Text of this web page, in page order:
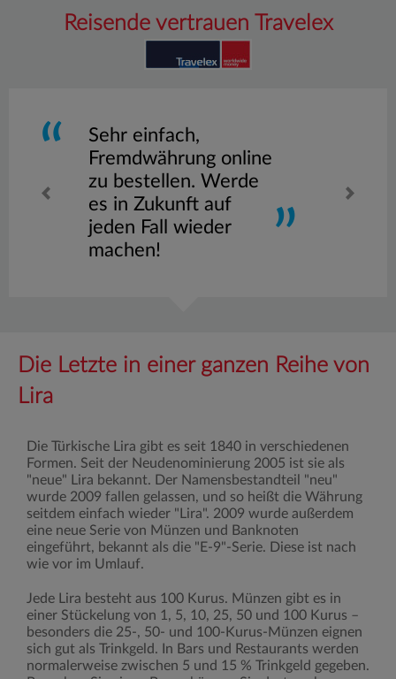
Reisende vertrauen Travelex
Sehr einfach,
Fremdwährung online
zu bestellen. Werde
es in Zukunft auf
jeden Fall wieder
machen!
Die Letzte in einer ganzen Reihe von
Lira
Die Türkische Lira gibt es seit 1840 in verschiedenen
Formen. Seit der Neudenominierung 2005 ist sie als
"neue" Lira bekannt. Der Namensbestandteil "neu"
wurde 2009 fallen gelassen, und so heißt die Währung
seitdem einfach wieder "Lira". 2009 wurde außerdem
eine neue Serie von Münzen und Banknoten
eingeführt, bekannt als die "E-9"-Serie. Diese ist nach
wie vor im Umlauf.
Jede Lira besteht aus 100 Kurus. Münzen gibt es in
einer Stückelung von 1, 5, 10, 25, 50 und 100 Kurus –
besonders die 25-, 50- und 100-Kurus-Münzen eignen
sich gut als Trinkgeld. In Bars und Restaurants werden
normalerweise zwischen 5 und 15 % Trinkgeld gegeben.